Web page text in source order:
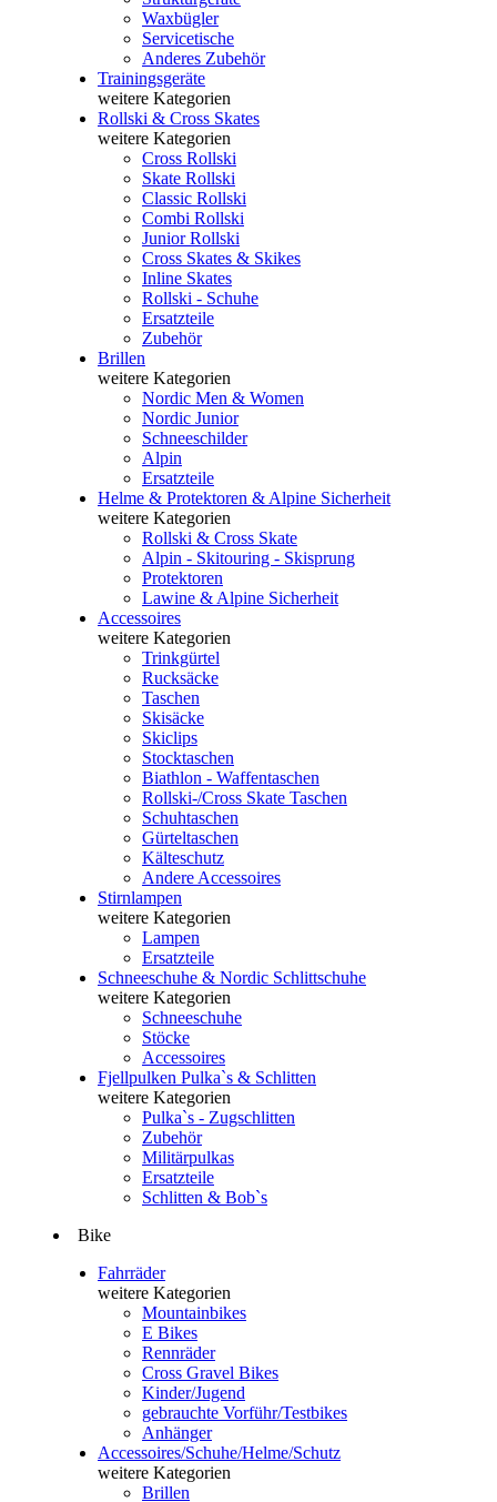
Waxbügler
Servicetische
Anderes Zubehör
Trainingsgeräte
weitere Kategorien
Rollski & Cross Skates
weitere Kategorien
Cross Rollski
Skate Rollski
Classic Rollski
Combi Rollski
Junior Rollski
Cross Skates & Skikes
Inline Skates
Rollski - Schuhe
Ersatzteile
Zubehör
Brillen
weitere Kategorien
Nordic Men & Women
Nordic Junior
Schneeschilder
Alpin
Ersatzteile
Helme & Protektoren & Alpine Sicherheit
weitere Kategorien
Rollski & Cross Skate
Alpin - Skitouring - Skisprung
Protektoren
Lawine & Alpine Sicherheit
Accessoires
weitere Kategorien
Trinkgürtel
Rucksäcke
Taschen
Skisäcke
Skiclips
Stocktaschen
Biathlon - Waffentaschen
Rollski-/Cross Skate Taschen
Schuhtaschen
Gürteltaschen
Kälteschutz
Andere Accessoires
Stirnlampen
weitere Kategorien
Lampen
Ersatzteile
Schneeschuhe & Nordic Schlittschuhe
weitere Kategorien
Schneeschuhe
Stöcke
Accessoires
Fjellpulken Pulka`s & Schlitten
weitere Kategorien
Pulka`s - Zugschlitten
Zubehör
Militärpulkas
Ersatzteile
Schlitten & Bob`s
Bike
Fahrräder
weitere Kategorien
Mountainbikes
E Bikes
Rennräder
Cross Gravel Bikes
Kinder/Jugend
gebrauchte Vorführ/Testbikes
Anhänger
Accessoires/Schuhe/Helme/Schutz
weitere Kategorien
Brillen